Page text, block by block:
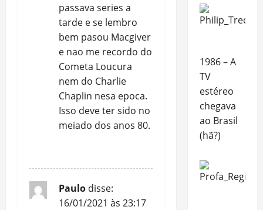
passava series a
tarde e se lembro
bem pasou Macgiver
e nao me recordo do
Cometa Loucura
nem do Charlie
Chaplin nesa epoca.
Isso deve ter sido no
meiado dos anos 80.
Paulo disse:
16/01/2021 às 23:17
1986 – A
TV
estéreo
chegava
ao Brasil
(hã?)